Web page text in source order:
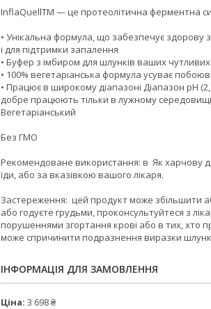
InflaQuellTM — це протеолітична ферментна
• Унікальна формула, що забезпечує
і для підтримки запалення
• Буфер з імбиром для шлунків ваших чутливих
• 100% вегетаріанська формула усуває
• Працює в широкому діапазоні Діапазон pH
добре працюють тільки в лужному середовищі
Вегетаріанський
Без ГМО
Рекомендоване використання: в Як харчову
їди, або за вказівкою вашого лікаря.
Застереження: цей продукт може збільшити
або годуєте грудьми, проконсультуйтеся з
порушеннями згортання крові або в тих, хто
може спричинити подразнення виразки
ІНФОРМАЦІЯ ДЛЯ ЗАМОВЛЕННЯ
Ціна: 3 698 ₴